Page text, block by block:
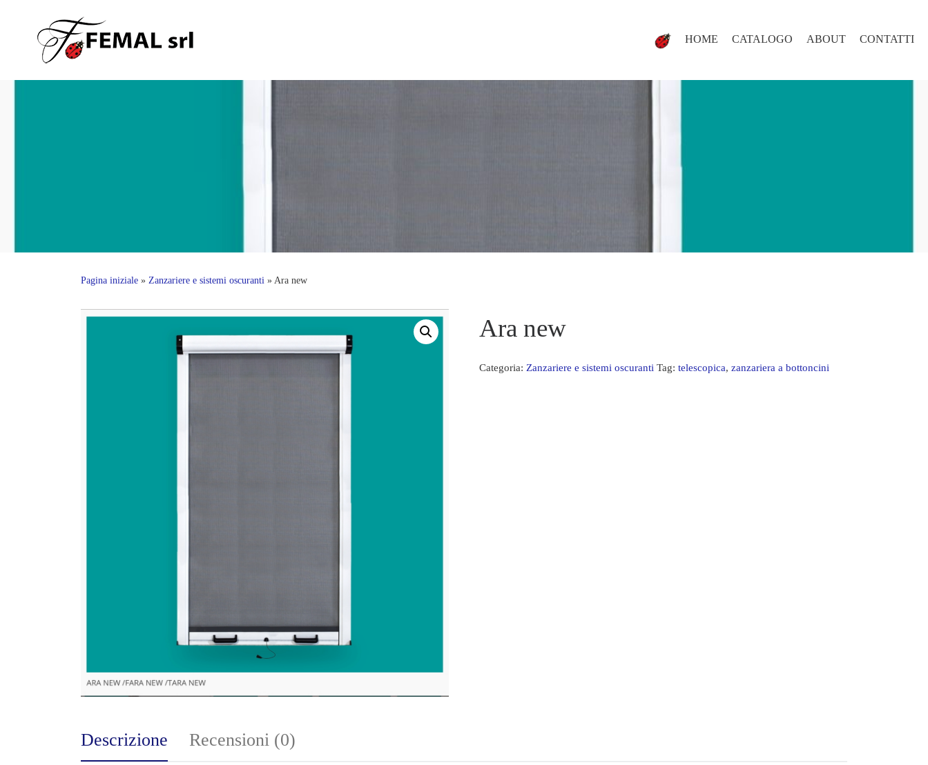
HOME CATALOGO ABOUT CONTATTI
Pagina iniziale » Zanzariere e sistemi oscuranti » Ara new
Ara new
Categoria:Zanzariere e sistemi oscuranti Tag:telescopica,zanzariera a bottoncini
Descrizione Recensioni (0)